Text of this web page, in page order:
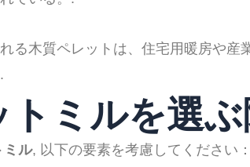
る木質ペレットは、住宅用暖房や
トミルを選
ミル, 以下の要素を考慮してください：